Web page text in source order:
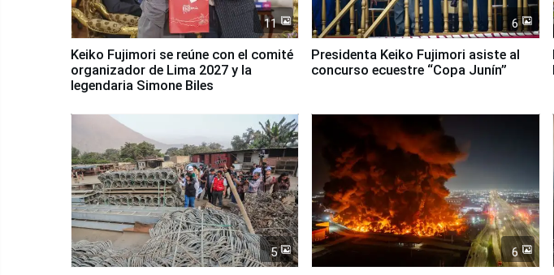
11
Keiko Fujimori se reúne con el comité
organizador de Lima 2027 y la
legendaria Simone Biles
6
Presidenta Keiko Fujimori asiste al
concurso ecuestre “Copa Junín”
5 6